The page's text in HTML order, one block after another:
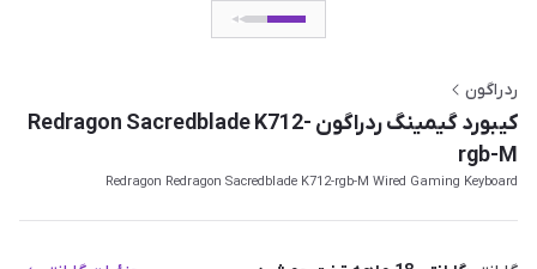
ردراگون
کیبورد گیمینگ ردراگون Redragon Sacredblade K712-
rgb-M
Redragon Redragon Sacredblade K712-rgb-M Wired Gaming Keyboard